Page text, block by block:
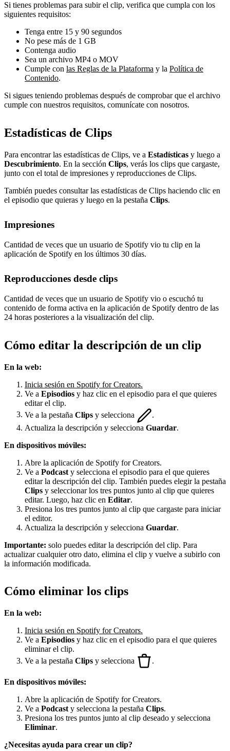
Si tienes problemas para subir el clip, verifica que cumpla con los
siguientes requisitos:
Tenga entre 15 y 90 segundos
No pese más de 1 GB
Contenga audio
Sea un archivo MP4 o MOV
Cumple con las Reglas de la Plataforma y la Política de
Contenido.
Si sigues teniendo problemas después de comprobar que el archivo
cumple con nuestros requisitos, comunícate con nosotros.
Estadísticas de Clips
Para encontrar las estadísticas de Clips, ve a Estadísticas y luego a
Descubrimiento. En la sección Clips, verás los clips que cargaste,
junto con el total de impresiones y reproducciones de Clips.
También puedes consultar las estadísticas de Clips haciendo clic en
el episodio que quieras y luego en la pestaña Clips.
Impresiones
Cantidad de veces que un usuario de Spotify vio tu clip en la
aplicación de Spotify en los últimos 30 días.
Reproducciones desde clips
Cantidad de veces que un usuario de Spotify vio o escuchó tu
contenido de forma activa en la aplicación de Spotify dentro de las
24 horas posteriores a la visualización del clip.
Cómo editar la descripción de un clip
En la web:
Inicia sesión en Spotify for Creators.
Ve a Episodios y haz clic en el episodio para el que quieres
editar el clip.
Ve a la pestaña Clips y selecciona
Actualiza la descripción y selecciona Guardar.
En dispositivos móviles:
Abre la aplicación de Spotify for Creators.
Ve a Podcast y selecciona el episodio para el que quieres
editar la descripción del clip. También puedes elegir la pestaña
Clips y seleccionar los tres puntos junto al clip que quieres
editar. Luego, haz clic en Editar.
Presiona los tres puntos junto al clip que cargaste para iniciar
el editor.
Actualiza la descripción y selecciona Guardar.
Importante: solo puedes editar la descripción del clip. Para
actualizar cualquier otro dato, elimina el clip y vuelve a subirlo con
la información modificada.
Cómo eliminar los clips
En la web:
Inicia sesión en Spotify for Creators.
Ve a Episodios y haz clic en el episodio para el que quieres
eliminar el clip.
Ve a la pestaña Clips y selecciona .
En dispositivos móviles:
Abre la aplicación de Spotify for Creators.
Ve a Podcast y selecciona la pestaña Clips.
Presiona los tres puntos junto al clip deseado y selecciona
Eliminar.
¿Necesitas ayuda para crear un clip?